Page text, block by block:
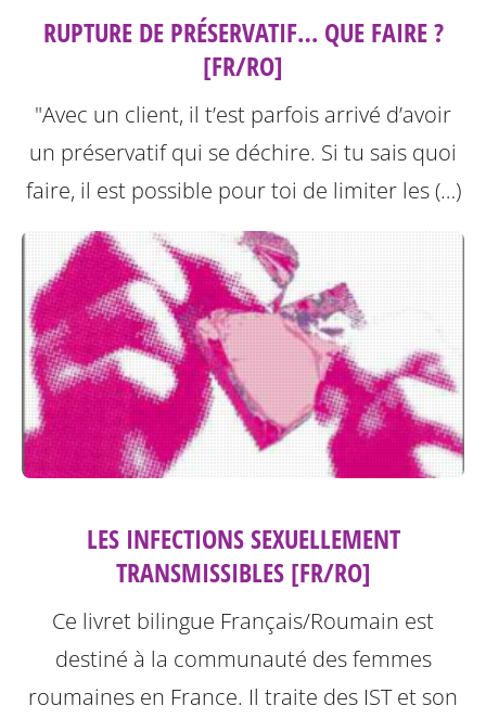
RUPTURE DE PRÉSERVATIF… QUE FAIRE ?
[FR/RO]
"Avec un client, il t’est parfois arrivé d’avoir
un préservatif qui se déchire. Si tu sais quoi
faire, il est possible pour toi de limiter les (…)
LES INFECTIONS SEXUELLEMENT
TRANSMISSIBLES [FR/RO]
Ce livret bilingue Français/Roumain est
destiné à la communauté des femmes
roumaines en France. Il traite des IST et son